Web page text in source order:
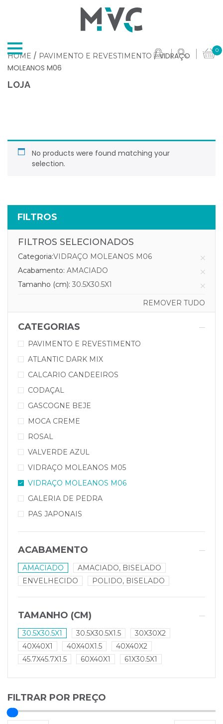
0
HOME / PAVIMENTO E REVESTIMENTO / VIDRAÇO
MOLEANOS M06
LOJA
FILTROS
FILTROS SELECIONADOS
Categoria:VIDRAÇO MOLEANOS M06
Acabamento: AMACIADO
Tamanho (cm): 30.5X30.5X1
REMOVER TUDO
CATEGORIAS
PAVIMENTO E REVESTIMENTO
ATLANTIC DARK MIX
CALCARIO CANDEEIROS
CODAÇAL
GASCOGNE BEJE
MOCA CREME
ROSAL
VALVERDE AZUL
VIDRAÇO MOLEANOS M05
VIDRAÇO MOLEANOS M06
GALERIA DE PEDRA
PAS JAPONAIS
ACABAMENTO
AMACIADO
AMACIADO, BISELADO
ENVELHECIDO
POLIDO, BISELADO
TAMANHO (CM)
30.5X30.5X1 30.5X30.5X1.5
30X30X2
40X40X1
40X40X1.5
40X40X2
45.7X45.7X1.5
60X40X1 61X30.5X1
FILTRAR POR PREÇO
No products were found matching your
selection.